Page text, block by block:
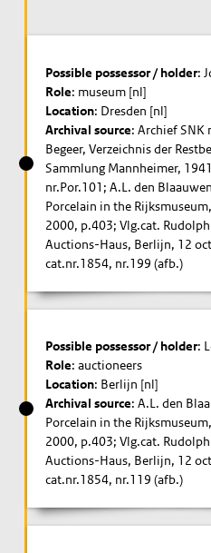
Possible possessor / holder:
Role: museum [nl]
Location: Dresden [nl]
Archival source: Archief SNK
Begeer, Verzeichnis der
Sammlung Mannheimer,
nr.Por.101; A.L. den
Porcelain in the
2000, p.403; Vlg.cat.
Auctions-Haus, Berlijn, 12
cat.nr.1854, nr.199 (afb.)
Possible possessor / holder:
Role: auctioneers
Location: Berlijn [nl]
Archival source: A.L. den
Porcelain in the
2000, p.403; Vlg.cat.
Auctions-Haus, Berlijn, 12
cat.nr.1854, nr.119 (afb.)